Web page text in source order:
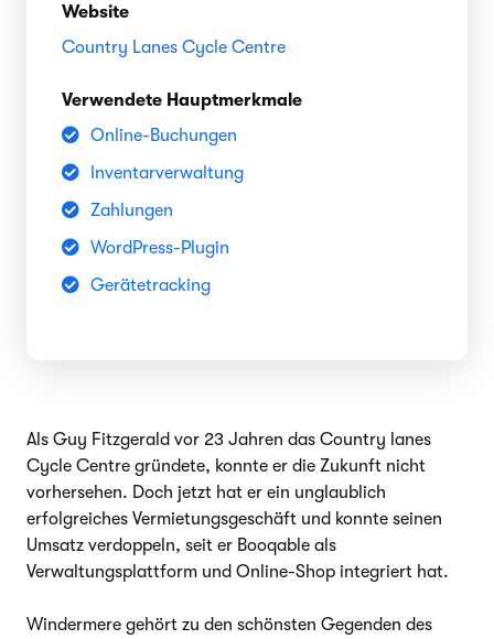
Website
Country Lanes Cycle Centre
Verwendete Hauptmerkmale
Online-Buchungen
Inventarverwaltung
Zahlungen
WordPress-Plugin
Gerätetracking
Als Guy Fitzgerald vor 23 Jahren das Country lanes
Cycle Centre gründete, konnte er die Zukunft nicht
vorhersehen. Doch jetzt hat er ein unglaublich
erfolgreiches Vermietungsgeschäft und konnte seinen
Umsatz verdoppeln, seit er Booqable als
Verwaltungsplattform und Online-Shop integriert hat.
Windermere gehört zu den schönsten Gegenden des